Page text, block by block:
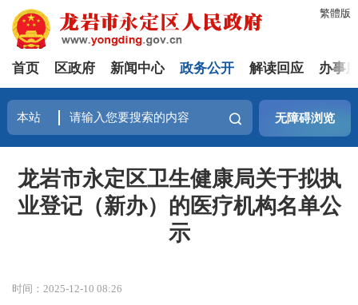
繁體版
首页 区政府 新闻中心 政务公开 解读回应 办事
无障碍浏览
龙岩市永定区卫生健康局关于拟执
业登记（新办）的医疗机构名单公
示
时间：2025-12-10 08:26